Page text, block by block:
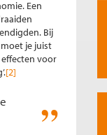
Een
Bij
je juist
effecten voor
[2]